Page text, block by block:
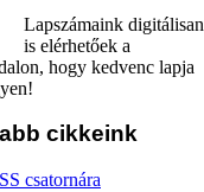
Lapszámaink digitálisan
is elérhetőek a
hogy kedvenc lapja
cikkeink
csatornára